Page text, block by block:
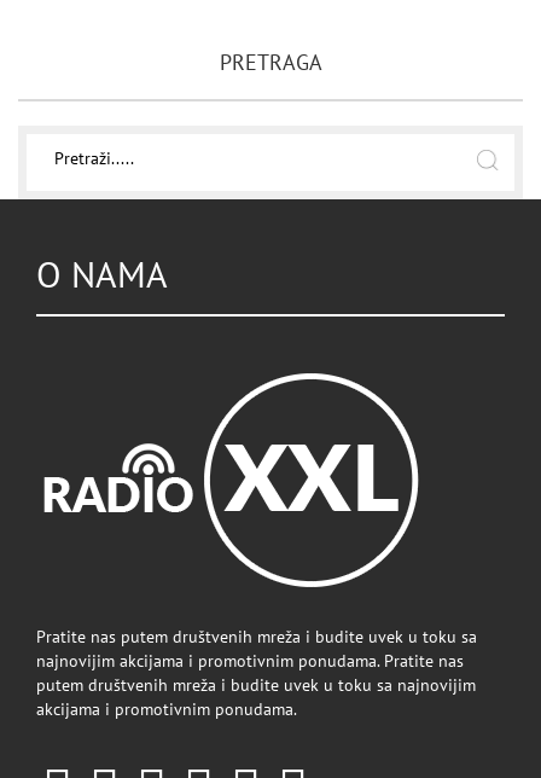
PRETRAGA
O NAMA
Pratite nas putem društvenih mreža i budite uvek u toku sa
najnovijim akcijama i promotivnim ponudama. Pratite nas
putem društvenih mreža i budite uvek u toku sa najnovijim
akcijama i promotivnim ponudama.